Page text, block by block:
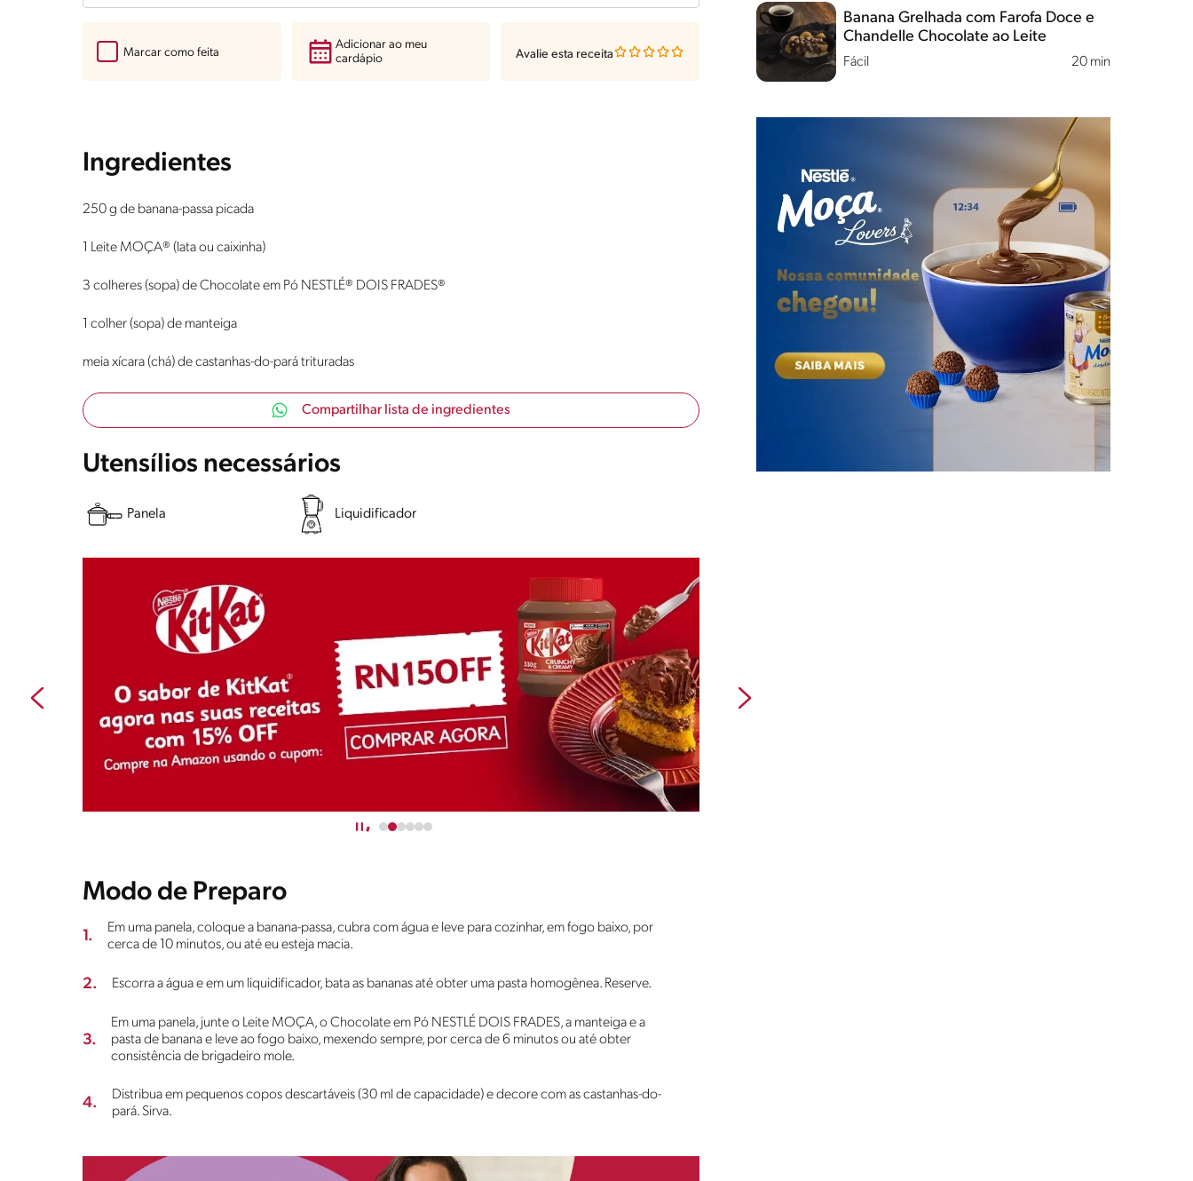
Marcar como feita
Adicionar ao meu
cardápio
Avalie esta receita
Ingredientes
250 g de banana-passa picada
1 Leite MOÇA® (lata ou caixinha)
3 colheres (sopa) de Chocolate em Pó NESTLÉ® DOIS FRADES®
1 colher (sopa) de manteiga
meia xícara (chá) de castanhas-do-pará trituradas
Compartilhar lista de ingredientes
Utensílios necessários
Panela Liquidificador
Modo de Preparo
1.
Em uma panela, coloque a banana-passa, cubra com água e leve para cozinhar, em fogo baixo, por
cerca de 10 minutos, ou até eu esteja macia.
2. Escorra a água e em um liquidificador, bata as bananas até obter uma pasta homogênea. Reserve.
3.
Em uma panela, junte o Leite MOÇA, o Chocolate em Pó NESTLÉ DOIS FRADES, a manteiga e a
pasta de banana e leve ao fogo baixo, mexendo sempre, por cerca de 6 minutos ou até obter
consistência de brigadeiro mole.
4.
Distribua em pequenos copos descartáveis (30 ml de capacidade) e decore com as castanhas-do-
pará. Sirva.
Fácil 20 min
Banana Grelhada com Farofa Doce e
Chandelle Chocolate ao Leite